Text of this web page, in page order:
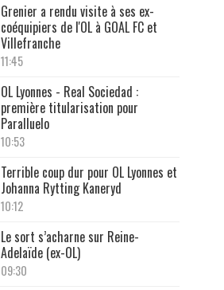
Grenier a rendu visite à ses ex-
coéquipiers de l'OL à GOAL FC et
Villefranche
11:45
OL Lyonnes - Real Sociedad :
première titularisation pour
Paralluelo
10:53
Terrible coup dur pour OL Lyonnes et
Johanna Rytting Kaneryd
10:12
Le sort s’acharne sur Reine-
Adelaïde (ex-OL)
09:30